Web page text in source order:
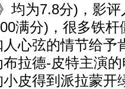
均为7.8分)，影
满分)，很多铁
心弦的情节给予
拉德-皮特主演
皮得到派拉蒙开